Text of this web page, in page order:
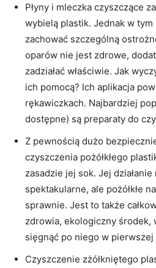
Płyny i mleczka czyszczące
wybielą plastik. Jednak w
zachować szczególną
oparów nie jest zdrowe,
zadziałać właściwie. Jak
ich pomocą? Ich aplikacja
rękawiczkach. Najbardziej
dostępne) są preparaty do
Z pewnością dużo
czyszczenia pożółkłego
zasadzie jej sok. Jej
spektakularne, ale pożółkłe
sprawnie. Jest to także
zdrowia, ekologiczny środek,
sięgnąć po niego w
Czyszczenie zżółkniętego